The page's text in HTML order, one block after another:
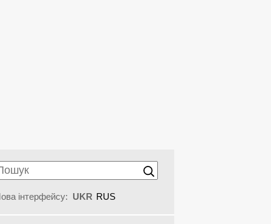
інтерфейсу: UKR RUS